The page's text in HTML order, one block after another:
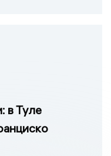
в Туле